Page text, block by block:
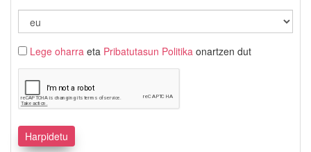
Lege oharra eta Pribatutasun Politika onartzen dut